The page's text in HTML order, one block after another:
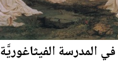
المدرسة الفيثاغوريَّة